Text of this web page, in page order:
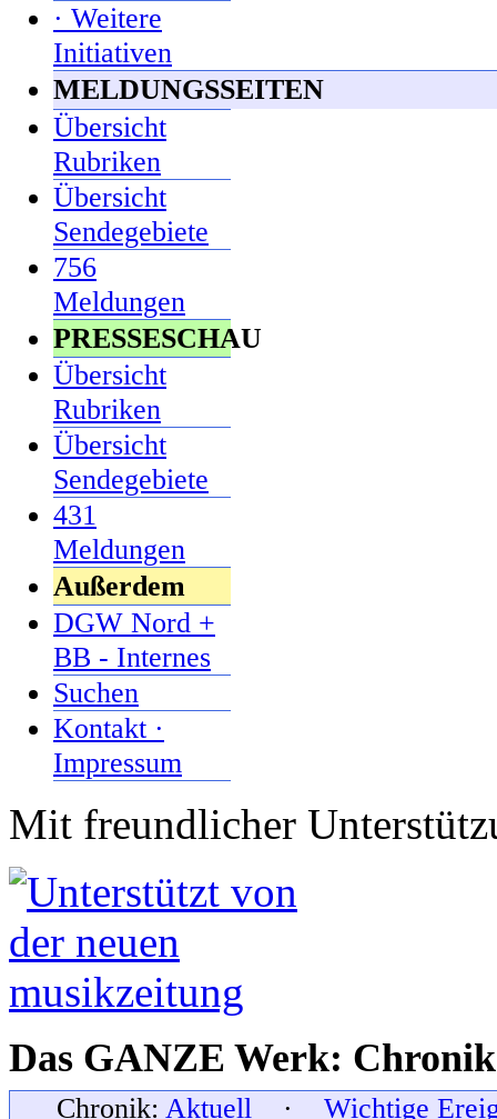
· Weitere
Initiativen
MELDUNGSSEITEN
Übersicht
Rubriken
Übersicht
Sendegebiete
756
Meldungen
PRESSESCHAU
Übersicht
Rubriken
Übersicht
Sendegebiete
431
Meldungen
Außerdem
DGW Nord +
BB - Internes
Suchen
Kontakt ·
Impressum
Mit freundlicher
Das GANZE Werk:
Chronik: Aktuell · Wichtige